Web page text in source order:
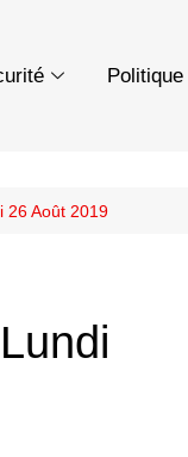
Politique
26 Août 2019